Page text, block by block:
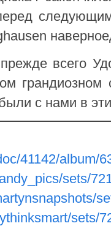
всего
с нами в
41142/album/
sets/
sets/